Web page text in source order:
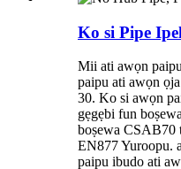
Ko si Pipe
Mii ati awọn
paipu ati awọn
30. Ko si awọn
gẹgẹbi fun
boṣewa CSAB70
EN877 Yuroopu.
paipu ibudo ati